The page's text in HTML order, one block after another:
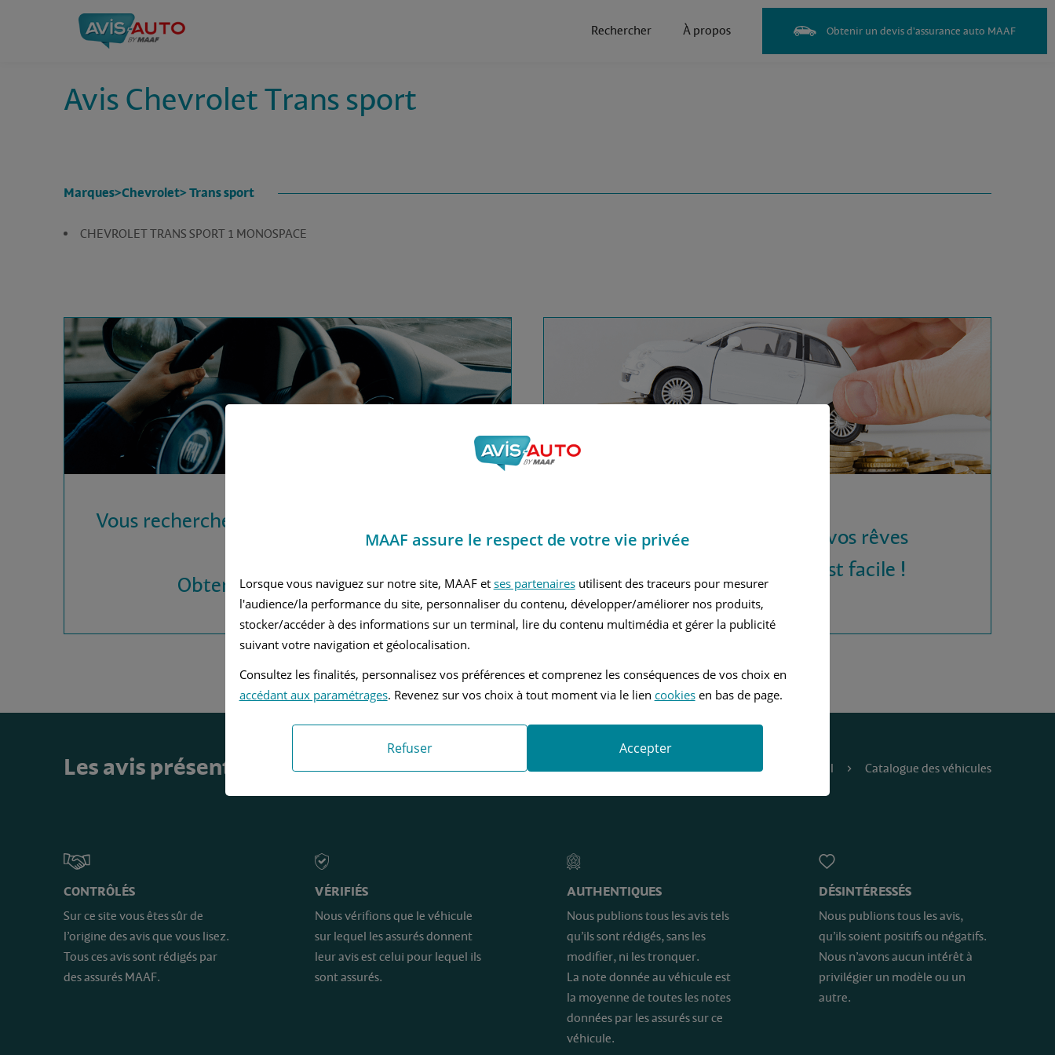
Rechercher À propos Obtenir un devis d'assurance auto MAAF
Avis Chevrolet Trans sport
Marques>Chevrolet> Trans sport
CHEVROLET TRANS SPORT 1 MONOSPACE
Vous recherchez une assurance automobile
Obtenez vos devis MAAF
Financez la voiture de vos rêves
Avec le crédit auto, c'est facile !
Les avis présents sur ce site sont… Accueil Catalogue des véhicules
CONTRÔLÉS
Sur ce site vous êtes sûr de
l’origine des avis que vous lisez.
Tous ces avis sont rédigés par
des assurés MAAF.
VÉRIFIÉS
Nous vérifions que le véhicule
sur lequel les assurés donnent
leur avis est celui pour lequel ils
sont assurés.
AUTHENTIQUES
Nous publions tous les avis tels
qu’ils sont rédigés, sans les
modifier, ni les tronquer.
La note donnée au véhicule est
la moyenne de toutes les notes
données par les assurés sur ce
véhicule.
DÉSINTÉRESSÉS
Nous publions tous les avis,
qu’ils soient positifs ou négatifs.
Nous n’avons aucun intérêt à
privilégier un modèle ou un
autre.
MAAF assure le respect de votre vie privée
Lorsque vous naviguez sur notre site, MAAF et ses partenairesutilisent des traceurs pour mesurer
l'audience/la performance du site, personnaliser du contenu, développer/améliorer nos produits,
stocker/accéder à des informations sur un terminal, lire du contenu multimédia et gérer la publicité
suivant votre navigation et géolocalisation.
Consultez les finalités, personnalisez vos préférences et comprenez les conséquences de vos choix en
accédant aux paramétrages. Revenez sur vos choix à tout moment via le lien cookiesen bas de page.
Refuser Accepter